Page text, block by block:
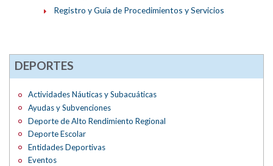
Registro y Guía de Procedimientos y Servicios
DEPORTES
Actividades Náuticas y Subacuáticas
Ayudas y Subvenciones
Deporte de Alto Rendimiento Regional
Deporte Escolar
Entidades Deportivas
Eventos